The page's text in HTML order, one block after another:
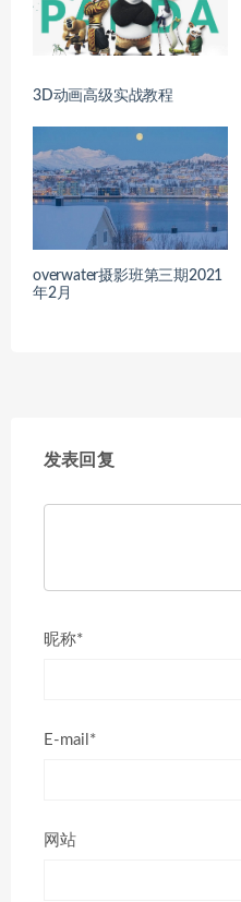
3D动画高级实战教程
overwater摄影班第三期2021
年2月
发表回复
昵称*
E-mail*
网站